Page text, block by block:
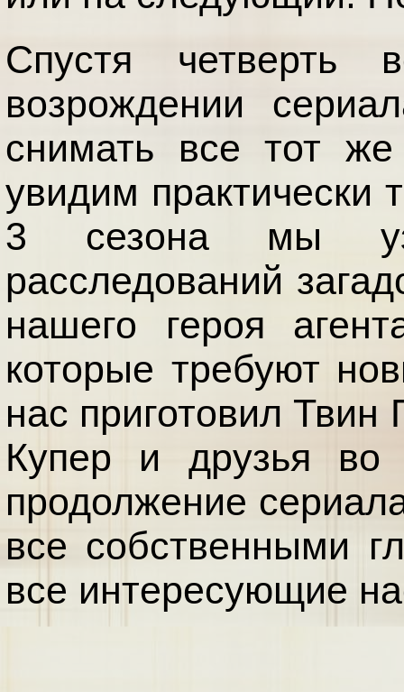
Спустя
возрождении
снимать все тот
увидим
3 сезона мы
расследований
нашего героя
которые требуют
нас приготовил
Купер и друзья во
продолжение
все собственными
все интересующие